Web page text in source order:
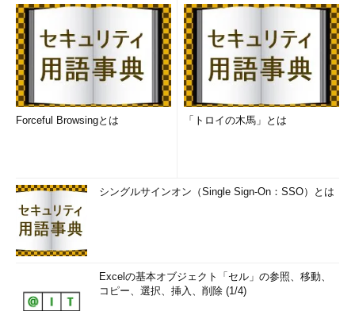
Forceful Browsingとは 「トロイの木馬」とは
シングルサインオン（Single Sign-On：SSO）とは
Excelの基本オブジェクト「セル」の参照、移動、
コピー、選択、挿入、削除 (1/4)